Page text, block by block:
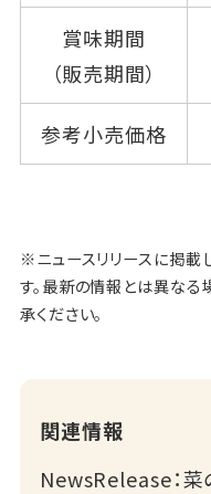
賞味期間
（販売期間）
参考小売価格
※ニュースリリースに掲載
す。最新の情報とは異なる
承ください。
関連情報
NewsRelease：